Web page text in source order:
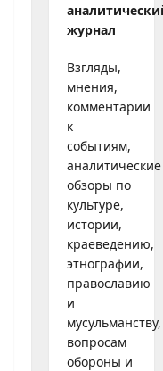
журнал
Взгляды,
мнения,
комментарии
к
событиям,
аналитические
обзоры по
культуре,
истории,
краеведению,
этнографии,
православию
и
мусульманству,
вопросам
обороны и